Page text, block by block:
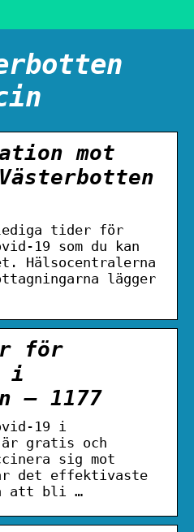
mot
lediga tider för
19 som du kan
Hälsocentralerna
lägger
för
i
– 1177
19 i
gratis och
sig mot
det effektivaste
att bli …